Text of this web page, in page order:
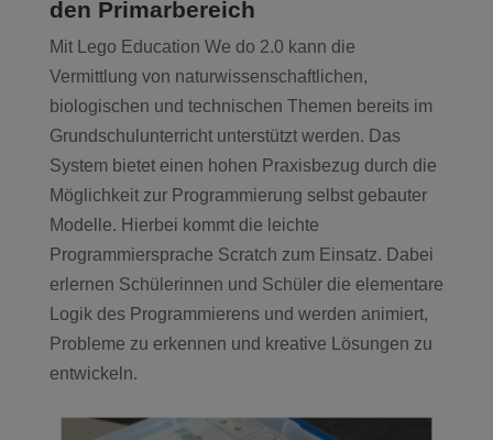
den Primarbereich
Mit Lego Education We do 2.0 kann die
Vermittlung von naturwissenschaftlichen,
biologischen und technischen Themen bereits im
Grundschulunterricht unterstützt werden. Das
System bietet einen hohen Praxisbezug durch die
Möglichkeit zur Programmierung selbst gebauter
Modelle. Hierbei kommt die leichte
Programmiersprache Scratch zum Einsatz. Dabei
erlernen Schülerinnen und Schüler die elementare
Logik des Programmierens und werden animiert,
Probleme zu erkennen und kreative Lösungen zu
entwickeln.